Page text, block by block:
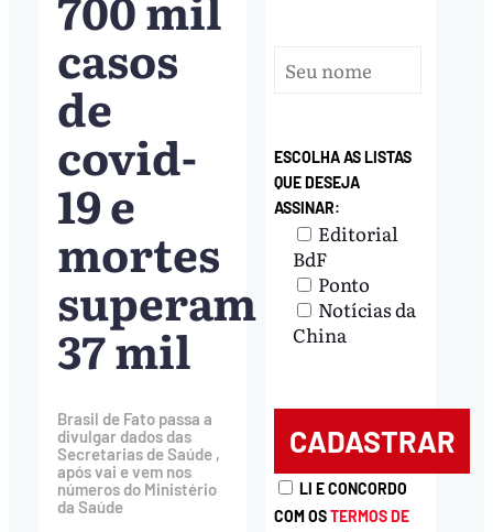
casos
de
covid-
19 e
mortes
superam
37 mil
Brasil de Fato passa a
divulgar dados das
Secretarias de Saúde ,
após vai e vem nos
números do Ministério
da Saúde
ESCOLHA AS LISTAS
QUE DESEJA
ASSINAR:
Editorial
BdF
Ponto
Notícias da
China
LI E CONCORDO
COM OSTERMOS DE